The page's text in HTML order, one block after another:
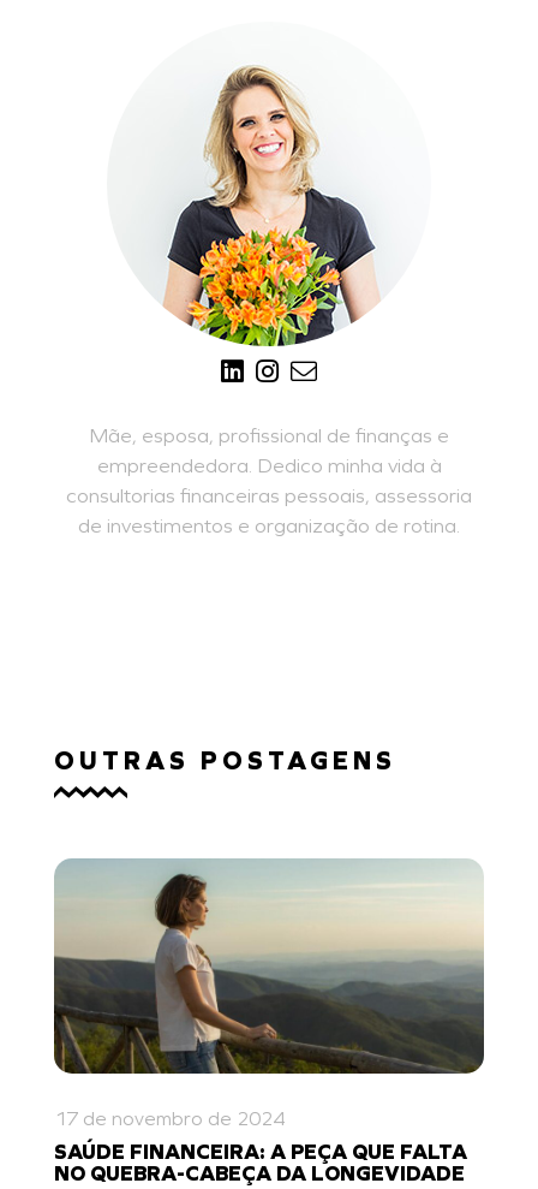
Mãe, esposa, profissional de finanças e
empreendedora. Dedico minha vida à
consultorias financeiras pessoais, assessoria
de investimentos e organização de rotina.
OUTRAS POSTAGENS
17 de novembro de 2024
SAÚDE FINANCEIRA: A PEÇA QUE FALTA
NO QUEBRA-CABEÇA DA LONGEVIDADE